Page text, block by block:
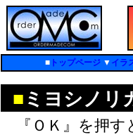
■トップページ▼ イラ
■ ミヨシノリ
『ＯＫ』を押す